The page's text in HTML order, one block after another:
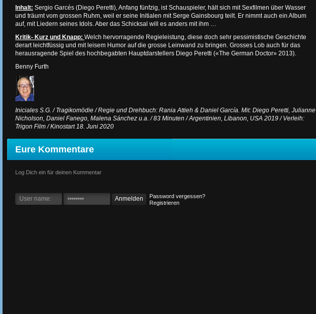
Inhalt: Sergio Garcés (Diego Peretti), Anfang fünfzig, ist Schauspieler, hält sich mit Sexfilmen über Wasser
und träumt vom grossen Ruhm, weil er seine Initialen mit Serge Gainsbourg teilt. Er nimmt auch ein Album
auf, mit Liedern seines Idols. Aber das Schicksal will es anders mit ihm …
Kritik- Kurz und Knapp: Welch hervorragende Regieleistung, diese doch sehr pessimistische Geschichte
derart leichtfüssig und mit leisem Humor auf die grosse Leinwand zu bringen. Grosses Lob auch für das
herausragende Spiel des hochbegabten Hauptdarstellers Diego Peretti («The German Doctor» 2013).
Benny Furth
Iniciales S.G. / Tragikomödie / Regie und Drehbuch: Rania Attieh & Daniel García. Mit: Diego Peretti, Julianne
Nicholson, Daniel Fanego, Malena Sánchez u.a. / 83 Minuten / Argentinien, Libanon, USA 2019 / Verleih:
Trigon Film / Kinostart 18. Juni 2020
Eure Kommentare
Log Dich ein für deinen Kommentar
Password vergessen?
Registrieren